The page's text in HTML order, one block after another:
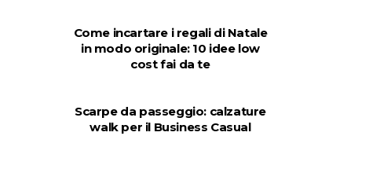
Come incartare i regali di Natale
in modo originale: 10 idee low
cost fai da te
Scarpe da passeggio: calzature
walk per il Business Casual